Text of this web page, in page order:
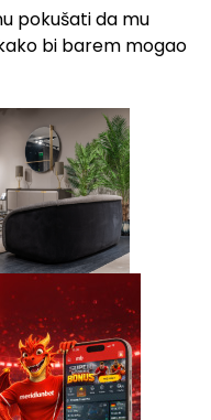
pokušati da mu
bi barem mogao